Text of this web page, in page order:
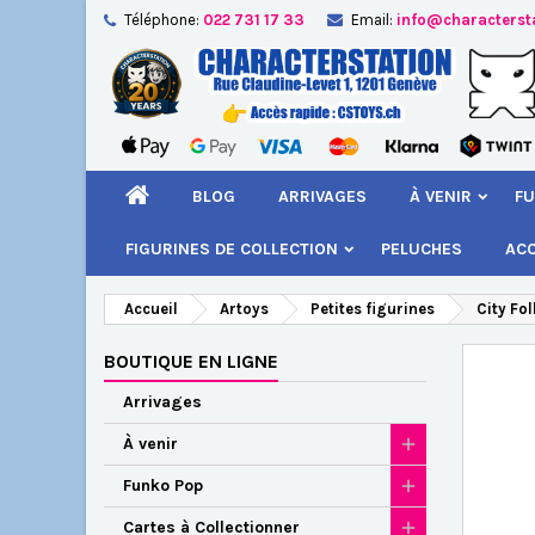
Téléphone: 022 731 17 33 Email:
BLOG ARRIVAGES À VENIR
FIGURINES DE COLLECTION PELUCHES
Accueil Artoys Petites figurines City
BOUTIQUE EN LIGNE
Arrivages
À venir
Funko Pop
Cartes à Collectionner